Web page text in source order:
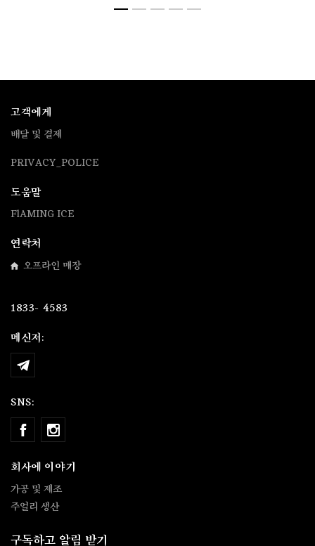
고객에게
배달 및 결제
PRIVACY_POLICE
도움말
FlAMING ICE
연락처
오프라인 매장
1833- 4583
메신저:
SNS:
회사에 이야기
가공 및 제조
주얼리 생산
구독하고 알림 받기